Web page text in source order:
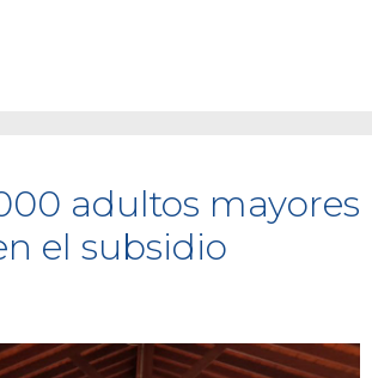
adultos mayores
el subsidio